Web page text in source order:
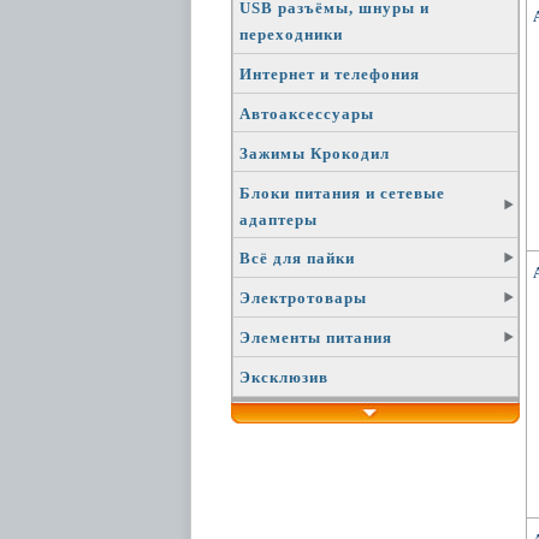
USB разъёмы, шнуры и
переходники
Интернет и телефония
Автоаксессуары
Зажимы Крокодил
Блоки питания и сетевые
адаптеры
Всё для пайки
Электротовары
Элементы питания
Эксклюзив